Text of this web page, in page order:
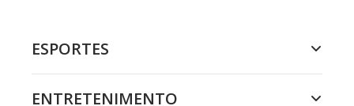
ESPORTES
ENTRETENIMENTO